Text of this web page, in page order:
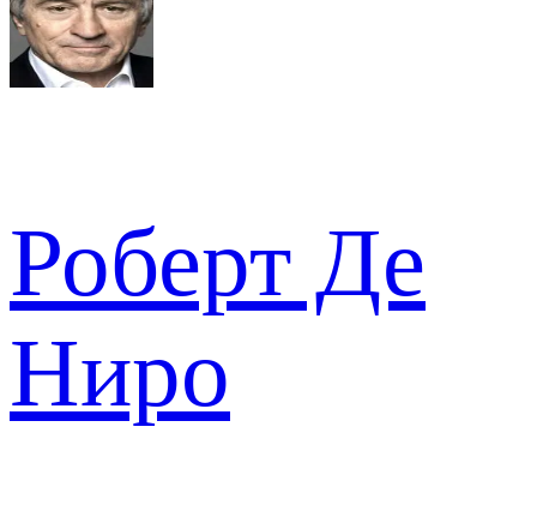
Роберт Де
Ниро